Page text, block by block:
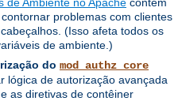
problemas com clientes
(Isso afeta todos os
​​de ambiente.)
do mod_authz_core
lógica de autorização avançada
e as diretivas de contêiner